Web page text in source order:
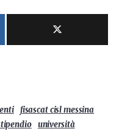
fisascat cisl messina
università